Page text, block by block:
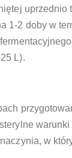
uprzednio
1-2 doby w
L).
w